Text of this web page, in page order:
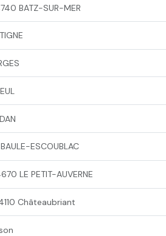
BATZ-SUR-MER
ESCOUBLAC
LE PETIT-AUVERNE
Châteaubriant